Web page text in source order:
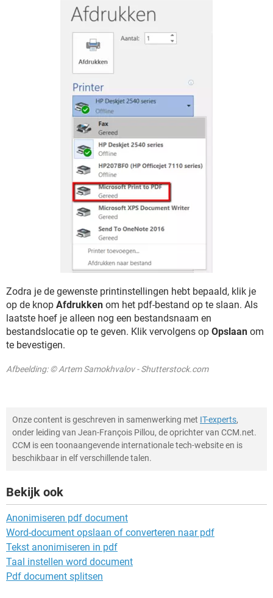
Zodra je de gewenste printinstellingen hebt bepaald, klik je
op de knop Afdrukken om het pdf-bestand op te slaan. Als
laatste hoef je alleen nog een bestandsnaam en
bestandslocatie op te geven. Klik vervolgens op Opslaan om
te bevestigen.
Afbeelding: © Artem Samokhvalov - Shutterstock.com
Onze content is geschreven in samenwerking met IT-experts,
onder leiding van Jean-François Pillou, de oprichter van CCM.net.
CCM is een toonaangevende internationale tech-website en is
beschikbaar in elf verschillende talen.
Bekijk ook
Anonimiseren pdf document
Word-document opslaan of converteren naar pdf
Tekst anonimiseren in pdf
Taal instellen word document
Pdf document splitsen